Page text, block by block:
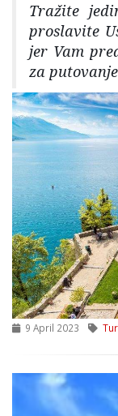
Tražite
proslavite
jer Vam
za
9 April 2023